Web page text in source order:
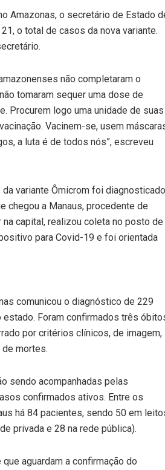
Amazonas, o secretário de Estado
o total de casos da nova variante.
não completaram o
tomaram sequer uma dose de
Procurem logo uma unidade de suas
Vacinem-se, usem
a luta é de todos nós”, escreveu
variante Ômicrom foi diagnosticado
chegou a Manaus, procedente de
capital, realizou coleta no posto de
para Covid-19 e foi orientada
comunicou o diagnóstico de 229
Foram confirmados três
por critérios clínicos, de imagem,
mortes.
sendo acompanhadas pelas
confirmados ativos. Entre os
há 84 pacientes, sendo 50 em
privada e 28 na rede pública).
aguardam a confirmação do